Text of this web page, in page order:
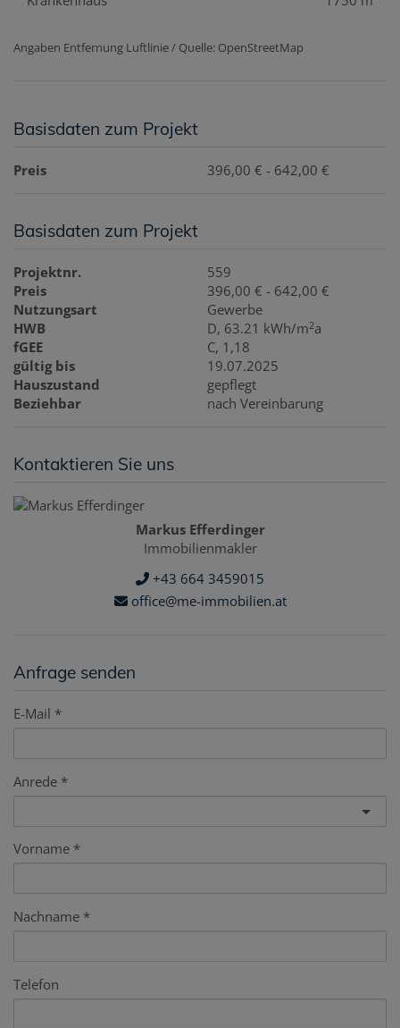
Angaben Entfernung Luftlinie / Quelle: OpenStreetMap
Basisdaten zum Projekt
Preis 396,00 € - 642,00 €
Basisdaten zum Projekt
Projektnr.
559
Preis
396,00 € - 642,00 €
Nutzungsart
Gewerbe
HWB
D, 63.21 kWh/m2a
fGEE
C, 1,18
gültig bis
19.07.2025
Hauszustand
gepflegt
Beziehbar
nach Vereinbarung
Kontaktieren Sie uns
Markus Efferdinger
Immobilienmakler
+43 664 3459015
office@me-immobilien.at
Anfrage senden
E-Mail
Anrede
Vorname
Nachname
Telefon